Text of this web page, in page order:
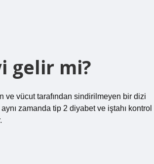
gelir mi?
vücut tarafından sindirilmeyen bir dizi
zamanda tip 2 diyabet ve iştahı kontrol